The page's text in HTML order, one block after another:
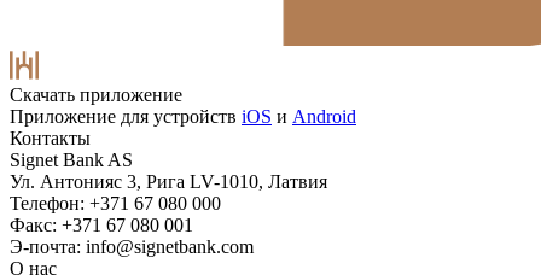
Скачать приложение
Приложение для устройств iOS и Android
Контакты
Signet Bank AS
Ул. Антонияс 3, Рига LV-1010, Латвия
Телефон: +371 67 080 000
Факс: +371 67 080 001
Э-почта: info@signetbank.com
О нас